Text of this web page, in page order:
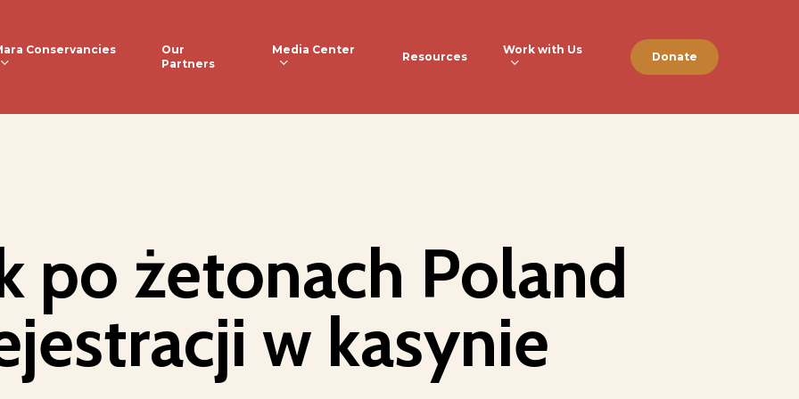
Conservancies
Our
Partners
Media Center
Resources
Work with Us
Donate
po żetonach Poland
w kasynie